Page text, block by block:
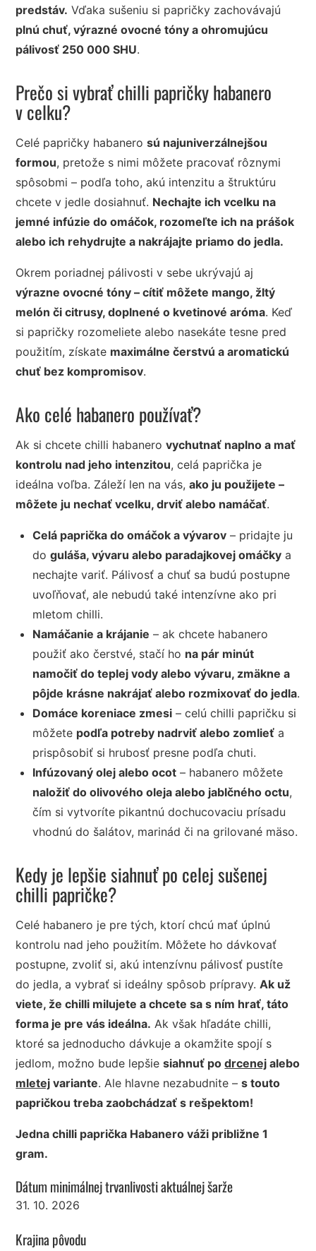
predstáv. Vďaka sušeniu si papričky zachovávajú
plnú chuť, výrazné ovocné tóny a ohromujúcu
pálivosť 250 000 SHU.
Prečo si vybrať chilli papričky habanero
v celku?
Celé papričky habanerosú najuniverzálnejšou
formou, pretože s nimi môžete pracovať rôznymi
spôsobmi – podľa toho, akú intenzitu a štruktúru
chcete v jedle dosiahnuť. Nechajte ich vcelku na
jemné infúzie do omáčok, rozomeľte ich na prášok
alebo ich rehydrujte a nakrájajte priamo do jedla.
Okrem poriadnej pálivosti v sebe ukrývajú aj
výrazne ovocné tóny – cítiť môžete mango, žltý
melón či citrusy, doplnené o kvetinové aróma. Keď
si papričky rozomeliete alebo nasekáte tesne pred
použitím, získate maximálne čerstvú a aromatickú
chuť bez kompromisov.
Ako celé habanero používať?
Ak si chcete chilli habanerovychutnať naplno a mať
kontrolu nad jeho intenzitou, celá paprička je
ideálna voľba. Záleží len na vás,ako ju použijete –
môžete ju nechať vcelku, drviť alebo namáčať.
Celá paprička do omáčok a vývarov – pridajte ju
doguláša, vývaru alebo paradajkovej omáčky a
nechajte variť. Pálivosť a chuť sa budú postupne
uvoľňovať, ale nebudú také intenzívne ako pri
mletom chilli.
Namáčanie a krájanie – ak chcete habanero
použiť ako čerstvé, stačí ho na pár minút
namočiť do teplej vody alebo vývaru, zmäkne a
pôjde krásne nakrájať alebo rozmixovať do jedla.
Domáce koreniace zmesi – celú chilli papričku si
môžete podľa potreby nadrviť alebo zomlieť a
prispôsobiť si hrubosť presne podľa chuti.
Infúzovaný olej alebo ocot – habanero môžete
naložiť do olivového oleja alebo jablčného octu,
čím si vytvoríte pikantnú dochucovaciu prísadu
vhodnú do šalátov, marinád či na grilované mäso.
Kedy je lepšie siahnuť po celej sušenej
chilli papričke?
Celé habanero je pre tých, ktorí chcú mať úplnú
kontrolu nad jeho použitím. Môžete ho dávkovať
postupne, zvoliť si, akú intenzívnu pálivosť pustíte
do jedla, a vybrať si ideálny spôsob prípravy.Ak už
viete, že chilli milujete a chcete sa s ním hrať, táto
forma je pre vás ideálna. Ak však hľadáte chilli,
ktoré sa jednoducho dávkuje a okamžite spojí s
jedlom, možno bude lepšiesiahnuť podrcenej alebo
mletej variante. Ale hlavne nezabudnite –s touto
papričkou treba zaobchádzať s rešpektom!
Jedna chilli paprička Habanero váži približne 1
gram.
Dátum minimálnej trvanlivosti aktuálnej šarže
31. 10. 2026
Krajina pôvodu